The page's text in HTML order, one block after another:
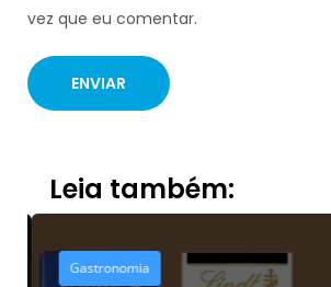
vez que eu comentar.
Leia também:
Gastronomia